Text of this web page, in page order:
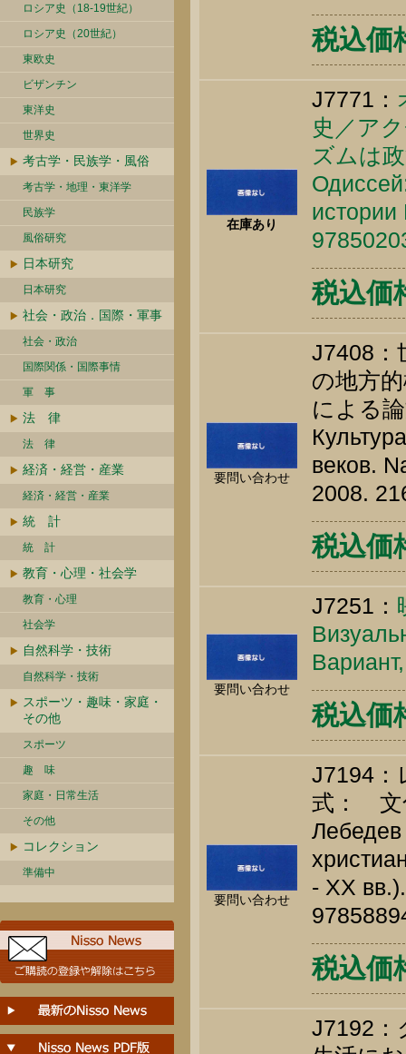
ロシア史（18-19世紀）
ロシア史（20世紀）
東欧史
ビザンチン
東洋史
世界史
考古学・民族学・風俗
考古学・地理・東洋学
民族学
風俗研究
日本研究
日本研究
社会・政治．国際・軍事
社会・政治
国際関係・国際事情
軍 事
法 律
法 律
経済・経営・産業
経済・経営・産業
統 計
統 計
教育・心理・社会学
教育・心理
社会学
自然科学・技術
自然科学・技術
スポーツ・趣味・家庭・
その他
スポーツ
趣 味
家庭・日常生活
その他
コレクション
準備中
税込価
在庫あり
J7771：
史／ア
ズムは
税込価
要問い合わせ
J7408：
の地方
による
веков.
2008.
税込価
要問い合わせ
J7251：
税込価
要問い合わせ
J7194
式： 文
- XX
税込価
J7192